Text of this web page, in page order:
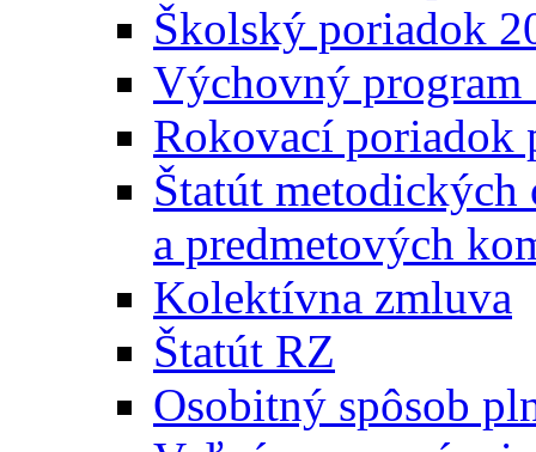
Školský poriadok
Výchovný
Rokovací poriadok
Štatút
a predmetových
Kolektívna zmluva
Štatút RZ
Osobitný spôsob